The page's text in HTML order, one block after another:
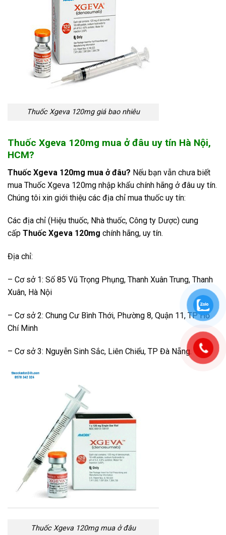
Thuốc Xgeva 120mg giá bao nhiêu
Thuốc Xgeva 120mg mua ở đâu uy tín Hà Nội,
HCM?
Thuốc Xgeva 120mg mua ở đâu? Nếu bạn vẫn chưa biết
mua Thuốc Xgeva 120mg nhập khẩu chính hãng ở đâu uy tín.
Chúng tôi xin giới thiệu các địa chỉ mua thuốc uy tín:
Các địa chỉ (Hiệu thuốc, Nhà thuốc, Công ty Dược) cung
cấp Thuốc Xgeva 120mg chính hãng, uy tín.
Địa chỉ:
– Cơ sở 1: Số 85 Vũ Trọng Phụng, Thanh Xuân Trung, Thanh
Xuân, Hà Nội
– Cơ sở 2: Chung Cư Bình Thới, Phường 8, Quận 11, TP Hồ
Chí Minh
– Cơ sở 3: Nguyễn Sinh Sắc, Liên Chiểu, TP Đà Nẵng.
Thuốc Xgeva 120mg mua ở đâu